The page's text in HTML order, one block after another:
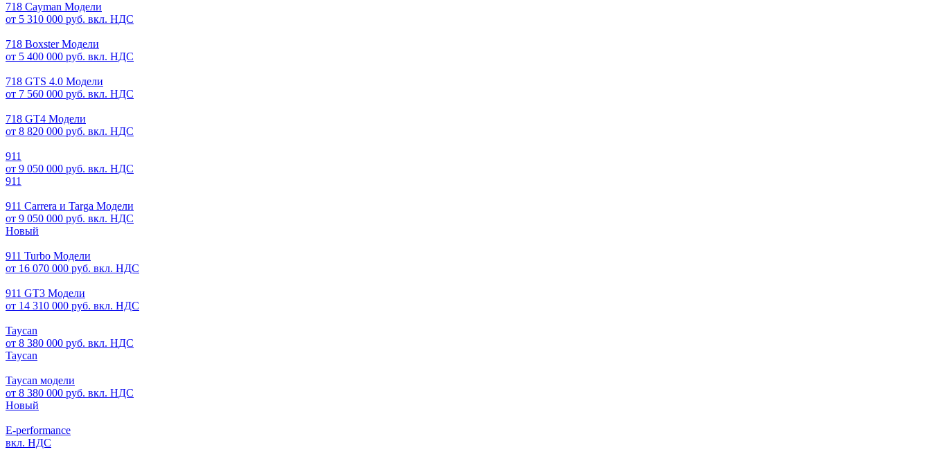
718 Cayman Модели
от 5 310 000 руб. вкл. НДС
718 Boxster Модели
от 5 400 000 руб. вкл. НДС
718 GTS 4.0 Модели
от 7 560 000 руб. вкл. НДС
718 GT4 Модели
от 8 820 000 руб. вкл. НДС
911
от 9 050 000 руб. вкл. НДС
911
911 Carrera и Targa Модели
от 9 050 000 руб. вкл. НДС
Новый
911 Turbo Модели
от 16 070 000 руб. вкл. НДС
911 GT3 Модели
от 14 310 000 руб. вкл. НДС
Taycan
от 8 380 000 руб. вкл. НДС
Taycan
Taycan модели
от 8 380 000 руб. вкл. НДС
Новый
E-performance
вкл. НДС